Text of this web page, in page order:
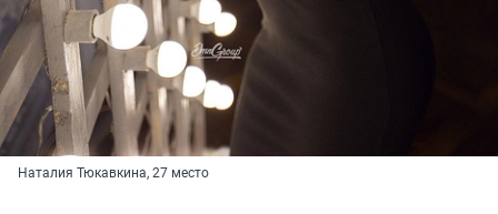
Наталия Тюкавкина, 27 место